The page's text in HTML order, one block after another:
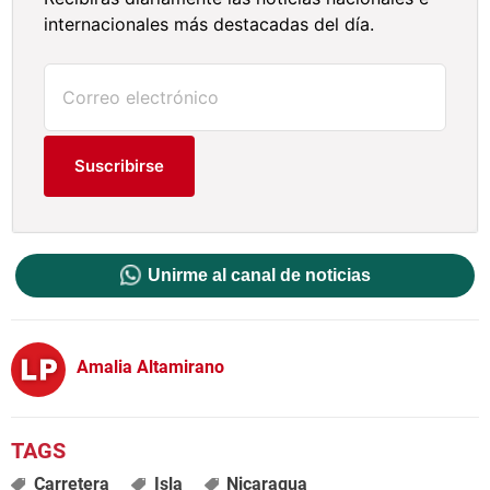
internacionales más destacadas del día.
Suscribirse
Unirme al canal de noticias
Amalia Altamirano
Carretera Isla Nicaragua